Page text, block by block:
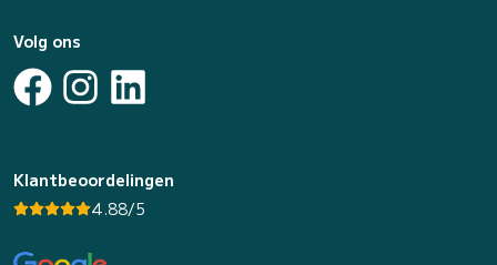
Volg ons
Klantbeoordelingen
4.88/5